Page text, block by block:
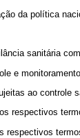
da política
sanitária
e
ao
respectivos
respectivos